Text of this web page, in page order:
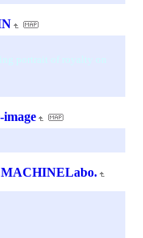
portrait of royalty on
image